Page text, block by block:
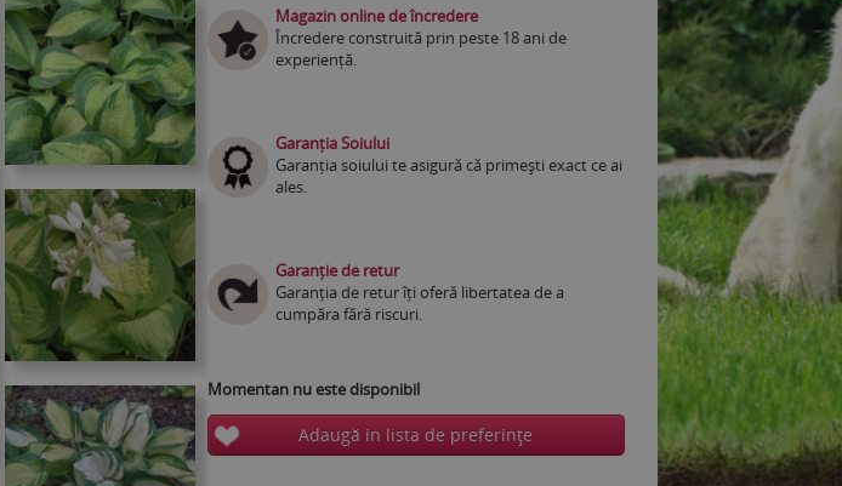
Magazin online de încredere
Încredere construită prin peste 18 ani de
experiență.
Garanția Soiului
Garanția soiului te asigură că primești exact ce ai
ales.
Garanție de retur
Garanția de retur îți oferă libertatea de a
cumpăra fără riscuri.
Momentan nu este disponibil
Adaugă in lista de preferinţe